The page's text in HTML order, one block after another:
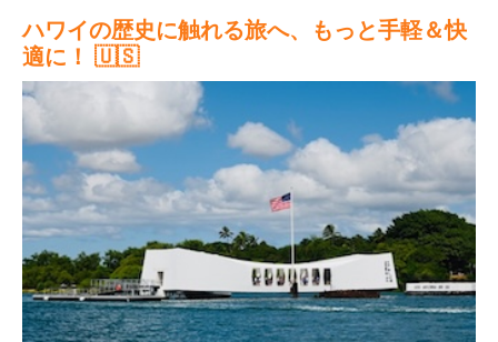
ハワイの歴史に触れる旅へ、もっと手軽＆快
適に！ 🇺🇸